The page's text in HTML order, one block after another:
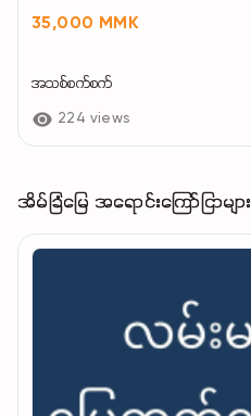
35,000 MMK
အသစ်စက်စက်
224 views
အိမ်ခြံမြေ အရောင်းကြော်ငြာများ